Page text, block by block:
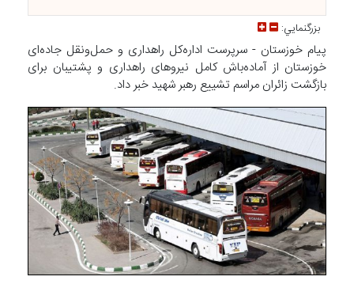
بزرگنمايي:
پیام خوزستان - سرپرست اداره‌کل راهداری و حمل‌ونقل جاده‌ای
خوزستان از آماده‌باش کامل نیرو‌های راهداری و پشتیبان برای
بازگشت زائران مراسم تشییع رهبر شهید خبر داد.